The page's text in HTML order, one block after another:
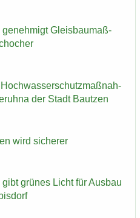
ge­neh­migt Gleis­bau­maß­
der Stadt Baut­zen
wird si­che­rer
grü­nes Licht für Aus­bau